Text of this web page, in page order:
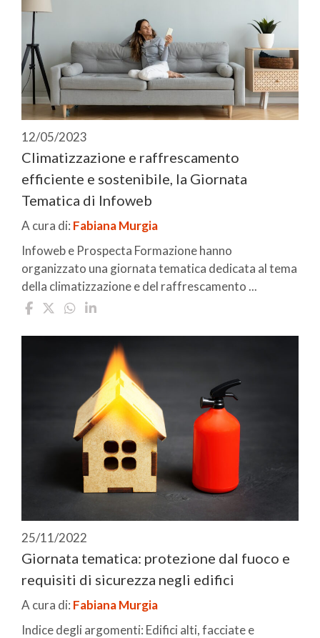
12/05/2023
Climatizzazione e raffrescamento
efficiente e sostenibile, la Giornata
Tematica di Infoweb
A cura di: Fabiana Murgia
Infoweb e Prospecta Formazione hanno
organizzato una giornata tematica dedicata al tema
della climatizzazione e del raffrescamento ...
25/11/2022
Giornata tematica: protezione dal fuoco e
requisiti di sicurezza negli edifici
A cura di: Fabiana Murgia
Indice degli argomenti: Edifici alti, facciate e